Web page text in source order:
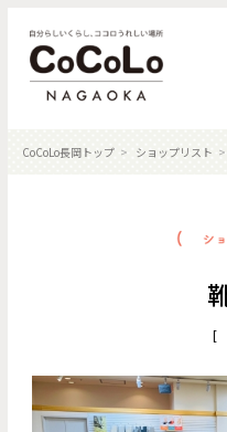
CoCoLo長岡トップ ショップリスト
[